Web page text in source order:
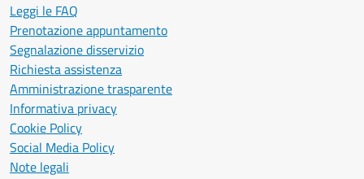
Leggi le FAQ
Prenotazione appuntamento
Segnalazione disservizio
Richiesta assistenza
Amministrazione trasparente
Informativa privacy
Cookie Policy
Social Media Policy
Note legali